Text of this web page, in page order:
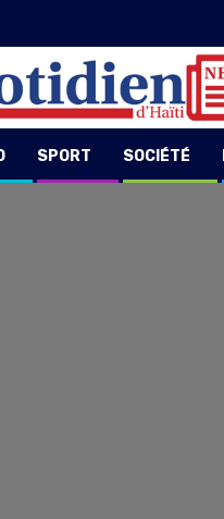
SPORT SOCIÉTÉ